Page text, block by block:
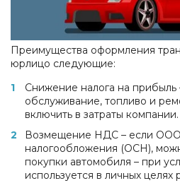
Преимущества оформления
юрлицо следующие:
Снижение налога на прибыль
обслуживание, топливо и
включить в затраты компании.
Возмещение НДС – если
налогообложения (ОСН),
покупки автомобиля – при
используется в личных